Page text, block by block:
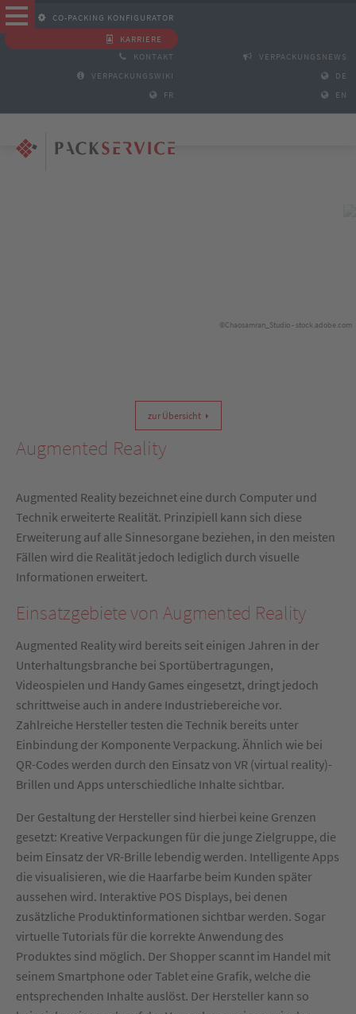
CO-PACKING KONFIGURATOR
KARRIERE
KONTAKT
VERPACKUNGSNEWS
VERPACKUNGSWIKI
DE
FR
EN
©sebra - stock.adobe.com
©Chaosamran_Studio - stock.adobe.com
zur Übersicht
Augmented Reality
Augmented Reality bezeichnet eine durch Computer und
Technik erweiterte Realität. Prinzipiell kann sich diese
Erweiterung auf alle Sinnesorgane beziehen, in den meisten
Fällen wird die Realität jedoch lediglich durch visuelle
Informationen erweitert.
Einsatzgebiete von Augmented Reality
Augmented Reality wird bereits seit einigen Jahren in der
Unterhaltungsbranche bei Sportübertragungen,
Videospielen und Handy Games eingesetzt, dringt jedoch
schrittweise auch in andere Industriebereiche vor.
Zahlreiche Hersteller testen die Technik bereits unter
Einbindung der Komponente Verpackung. Ähnlich wie bei
QR-Codes werden durch den Einsatz von VR (virtual reality)-
Brillen und Apps unterschiedliche Inhalte sichtbar.
Der Gestaltung der Hersteller sind hierbei keine Grenzen
gesetzt: Kreative Verpackungen für die junge Zielgruppe, die
beim Einsatz der VR-Brille lebendig werden. Intelligente Apps
die visualisieren, wie die Haarfarbe beim Kunden später
aussehen wird. Interaktive POS Displays, bei denen
zusätzliche Produktinformationen sichtbar werden. Sogar
virtuelle Tutorials für die korrekte Anwendung des
Produktes sind möglich. Der Shopper scannt im Handel mit
seinem Smartphone oder Tablet eine Grafik, welche die
entsprechenden Inhalte auslöst. Der Hersteller kann so